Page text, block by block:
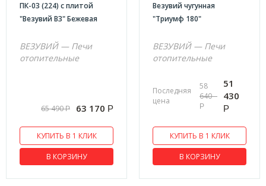
ПК-03 (224) с плитой
"Везувий В3" Бежевая
ВЕЗУВИЙ — Печи
отопительные
65 490Р 63 170 Р
КУПИТЬ В 1 КЛИК
В КОРЗИНУ
Везувий чугунная
"Триумф 180"
ВЕЗУВИЙ — Печи
отопительные
Последняя
цена
58
640
Р
51
430
Р
КУПИТЬ В 1 КЛИК
В КОРЗИНУ